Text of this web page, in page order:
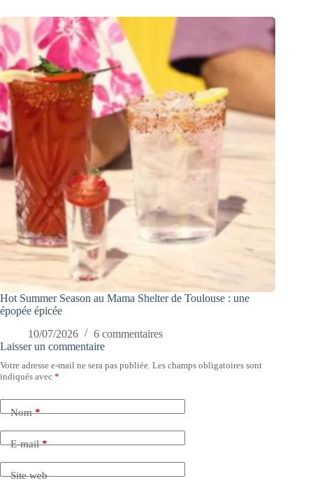
Hot Summer Season au Mama Shelter de Toulouse : une
épopée épicée
10/07/2026
6 commentaires
Laisser un commentaire
Votre adresse e-mail ne sera pas publiée. Les champs obligatoires sont
indiqués avec *
Nom*
E-mail*
Site web